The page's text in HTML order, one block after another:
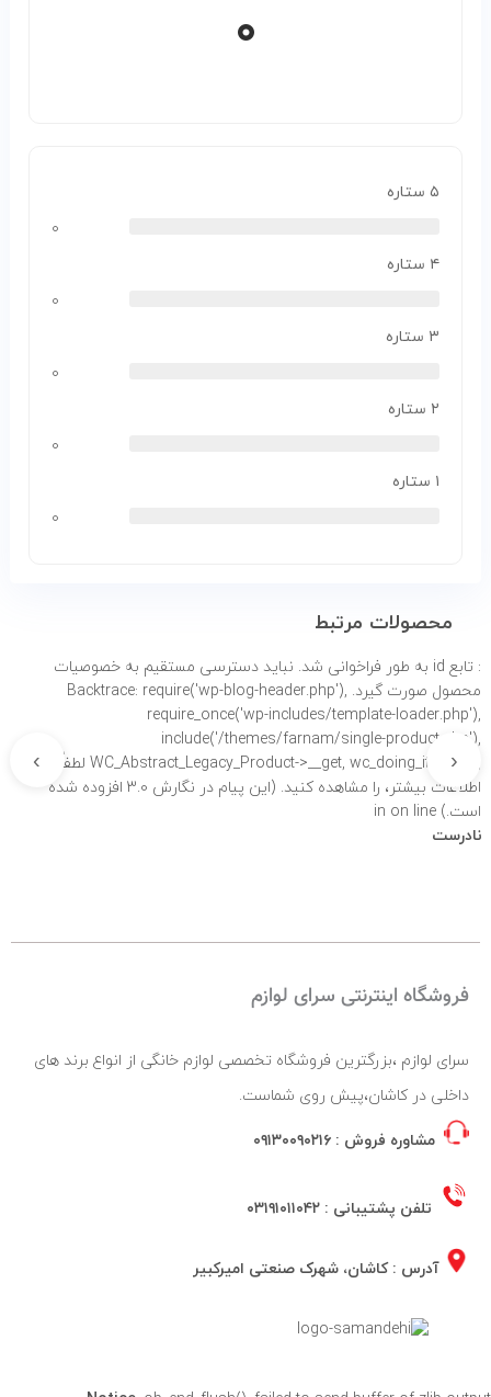
۰
۵ ستاره
۰
۴ ستاره
۰
۳ ستاره
۰
۲ ستاره
۰
۱ ستاره
۰
محصولات مرتبط
: تابع id به طور
فراخوانی شد. نباید دسترسی مستقیم به خصوصیات
محصول صورت گیرد. Backtrace: require('wp-blog-header.php'),
require_once('wp-includes/template-loader.php'),
include('/themes/farnam/single-product.php'),
WC_Abstract_Legacy_Product->__get, wc_doing_it_wrong لطفاً برای
اطلاعات بیشتر،
را مشاهده کنید. (این پیام در نگارش 3.0 افزوده شده
است.) in on line
نادرست
‹
›
فروشگاه اینترنتی سرای لوازم
سرای لوازم ،بزرگترین فروشگاه تخصصی لوازم خانگی از انواع برند های
داخلی در کاشان،پیش روی شماست.
مشاوره فروش : ۰۹۱۳۰۰۹۰۲۱۶
تلفن پشتیبانی : ۰۳۱۹۱۰۱۱۰۴۲
آدرس : کاشان، شهرک صنعتی امیرکبیر